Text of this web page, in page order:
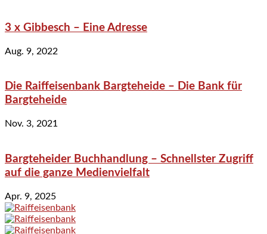
3 x Gibbesch – Eine Adresse
Aug. 9, 2022
Die Raiffeisenbank Bargteheide – Die Bank für
Bargteheide
Nov. 3, 2021
Bargteheider Buchhandlung – Schnellster Zugriff
auf die ganze Medienvielfalt
Apr. 9, 2025